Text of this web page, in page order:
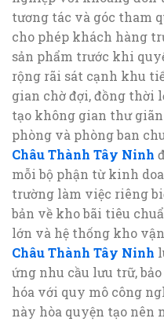
tương tác và góc tham
cho phép khách hàng
sản phẩm trước khi
rộng rãi sát cạnh khu
gian chờ đợi, đồng thời
tạo không gian thư
phòng và phòng ban
Châu Thành Tây Ninh
mỗi bộ phận từ kinh
trường làm việc riêng
bản về kho bãi tiêu
lớn và hệ thống kho
Châu Thành Tây Ninh
ứng nhu cầu lưu trữ,
hóa với quy mô công
này hòa quyện tạo nên